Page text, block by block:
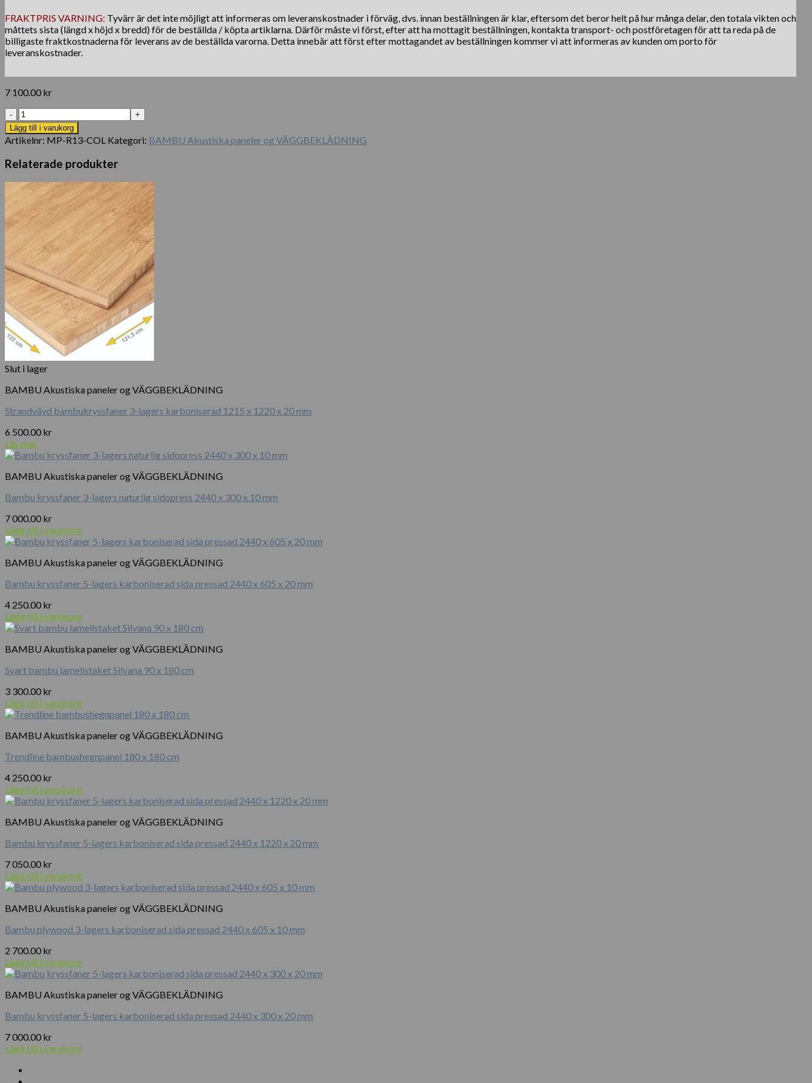
FRAKTPRIS VARNING: Tyvärr är det inte möjligt att informeras om leveranskostnader i förväg, dvs. innan beställningen är klar, eftersom det beror helt på hur många delar, den totala vikten och
måttets sista (längd x höjd x bredd) för de beställda / köpta artiklarna. Därför måste vi först, efter att ha mottagit beställningen, kontakta transport- och postföretagen för att ta reda på de
billigaste fraktkostnaderna för leverans av de beställda varorna. Detta innebär att först efter mottagandet av beställningen kommer vi att informeras av kunden om porto för
leveranskostnader.
7 100.00 kr
Bambu-
panel
Guadua
knust
2440
x
1220
mm
mängd
Lägg till i varukorg
Artikelnr: MP-R13-COL Kategori: BAMBU Akustiska paneler og VÄGGBEKLÄDNING
Relaterade produkter
Slut i lager
BAMBU Akustiska paneler og VÄGGBEKLÄDNING
Strandvävd bambukryssfaner 3-lagers karboniserad 1215 x 1220 x 20 mm
6 500.00 kr
Läs mer
BAMBU Akustiska paneler og VÄGGBEKLÄDNING
Bambu kryssfaner 3-lagers naturlig sidopress 2440 x 300 x 10 mm
7 000.00 kr
Lägg till i varukorg
BAMBU Akustiska paneler og VÄGGBEKLÄDNING
Bambu kryssfaner 5-lagers karboniserad sida pressad 2440 x 605 x 20 mm
4 250.00 kr
Lägg till i varukorg
BAMBU Akustiska paneler og VÄGGBEKLÄDNING
Svart bambu lamellstaket Silvana 90 x 180 cm
3 300.00 kr
Lägg till i varukorg
BAMBU Akustiska paneler og VÄGGBEKLÄDNING
Trendline bambushegnpanel 180 x 180 cm
4 250.00 kr
Lägg till i varukorg
BAMBU Akustiska paneler og VÄGGBEKLÄDNING
Bambu kryssfaner 5-lagers karboniserad sida pressad 2440 x 1220 x 20 mm
7 050.00 kr
Lägg till i varukorg
BAMBU Akustiska paneler og VÄGGBEKLÄDNING
Bambu plywood 3-lagers karboniserad sida pressad 2440 x 605 x 10 mm
2 700.00 kr
Lägg till i varukorg
BAMBU Akustiska paneler og VÄGGBEKLÄDNING
Bambu kryssfaner 5-lagers karboniserad sida pressad 2440 x 300 x 20 mm
7 000.00 kr
Lägg till i varukorg